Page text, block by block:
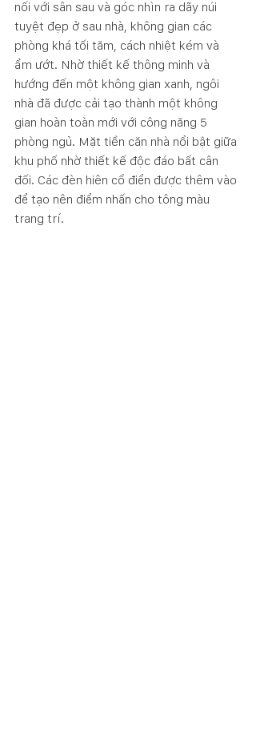
nối với sân sau và góc nhìn ra dãy núi
tuyệt đẹp ở sau nhà, không gian các
phòng khá tối tăm, cách nhiệt kém và
ẩm ướt. Nhờ thiết kế thông minh và
hướng đến một không gian xanh, ngôi
nhà đã được cải tạo thành một không
gian hoàn toàn mới với công năng 5
phòng ngủ. Mặt tiền căn nhà nổi bật giữa
khu phố nhờ thiết kế độc đáo bất cân
đối. Các đèn hiên cổ điển được thêm vào
để tạo nên điểm nhấn cho tông màu
trang trí.